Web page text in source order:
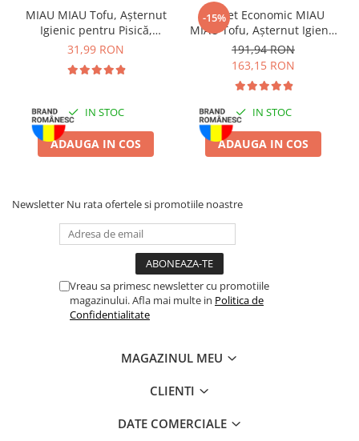
Valori analitice:proteină 7,0%, grăsimi 0,2%, fibre 0,3%,
umiditate 91,0%
Mod de utilizare:Se oferă ca hrană complementară între mesele
principale. După deschidere, păstrați la frigider și consumați în
maximum 24 de ore. Asigurați acces constant la apă proaspătă.
Depozitare: A se păstra într-un loc uscat și răcoros, ferit de
razele directe ale soarelui.
MIAU MIAU Tofu, Așternut
Igienic pentru Pisică,
Lavandă, 6L
31,99 RON
IN STOC
ADAUGA IN COS
-15%
Pachet Economic MIAU
MIAU Tofu, Așternut Igienic
pentru Pisică, Lavandă,
6x6L
191,94 RON
163,15 RON
IN STOC
ADAUGA IN COS
Newsletter Nu rata ofertele si promotiile noastre
Vreau sa primesc newsletter cu promotiile
magazinului. Afla mai multe in Politica de
Confidentialitate
MAGAZINUL MEU
CLIENTI
DATE COMERCIALE